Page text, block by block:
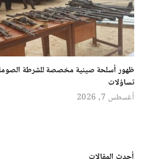
ظهور أسلحة صينية مخصصة للشرطة
تساؤلات
أغسطس 7, 2026